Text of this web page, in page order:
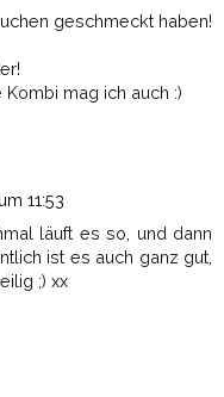
geschmeckt haben!
mag ich auch :)
11:53
läuft es so, und dann
ist es auch ganz gut,
;) xx